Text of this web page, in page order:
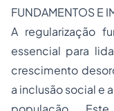
FUNDAMENTOS E
A regularização
essencial para
crescimento
a inclusão social e